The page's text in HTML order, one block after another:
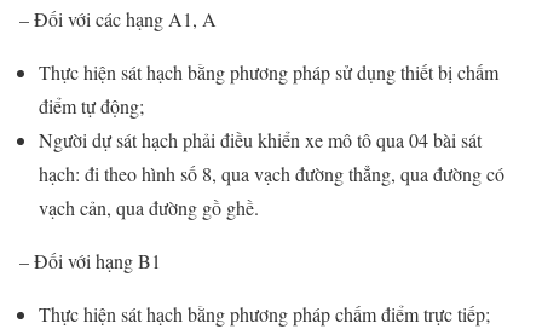
– Đối với các hạng A1, A
Thực hiện sát hạch bằng phương pháp sử dụng thiết bị chấm
điểm tự động;
Người dự sát hạch phải điều khiển xe mô tô qua 04 bài sát
hạch: đi theo hình số 8, qua vạch đường thẳng, qua đường có
vạch cản, qua đường gồ ghề.
– Đối với hạng B1
Thực hiện sát hạch bằng phương pháp chấm điểm trực tiếp;